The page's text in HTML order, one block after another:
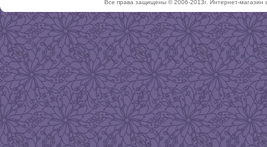
Все права защищены © 2006-2013г. Интернет-